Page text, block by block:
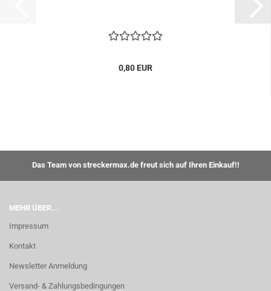
0,80 EUR
Das Team von streckermax.de freut sich auf Ihren Einkauf!!
MEHR ÜBER...
Impressum
Kontakt
Newsletter Anmeldung
Versand- & Zahlungsbedingungen